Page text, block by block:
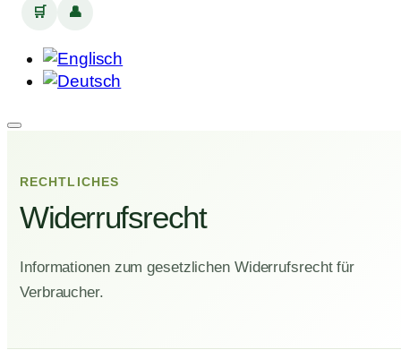
🛒 👤
RECHTLICHES
Widerrufsrecht
Informationen zum gesetzlichen Widerrufsrecht für
Verbraucher.